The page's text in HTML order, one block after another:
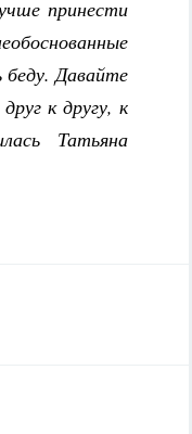
принести
беду. Давайте
к другу, к
Татьяна